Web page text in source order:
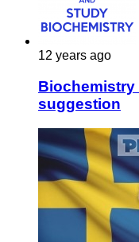
12 years ago
Biochemistry
suggestion